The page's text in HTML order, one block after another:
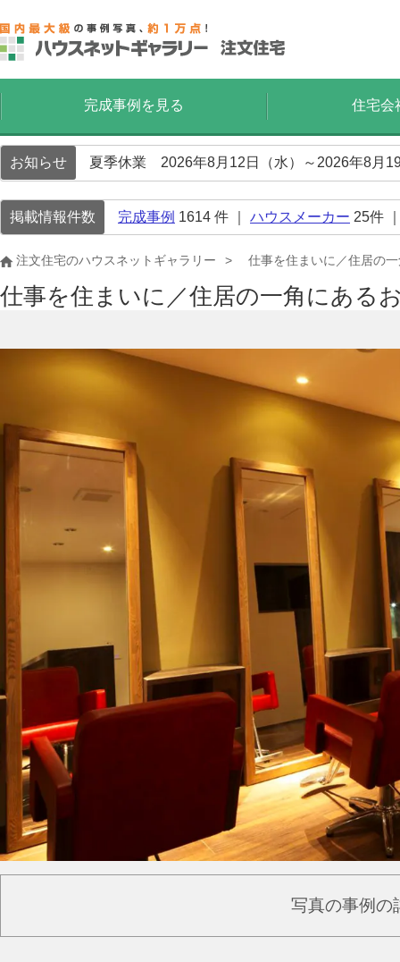
完成事例を見る 住宅会
お知らせ 夏季休業 2026年8月12日（水）～2026年8月
掲載情報件数 完成事例 1614 件 ｜ ハウスメーカー 25件
注文住宅のハウスネットギャラリー 仕事を住まいに／住居の
仕事を住まいに／住居の一角にある
写真の事例の